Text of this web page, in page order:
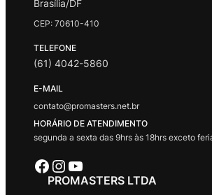
Brasília/DF
CEP: 70610-410
TELEFONE
(61) 4042-5860
E-MAIL
contato@promasters.net.br
HORÁRIO DE ATENDIMENTO
segunda a sexta das 9hrs às 18hrs exceto
Facebook Instagram Youtube
PROMASTERS LTDA